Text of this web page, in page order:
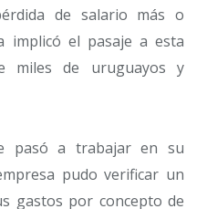
de salario más o
implicó el pasaje a esta
miles de uruguayos y
pasó a trabajar en su
pudo verificar un
gastos por concepto de